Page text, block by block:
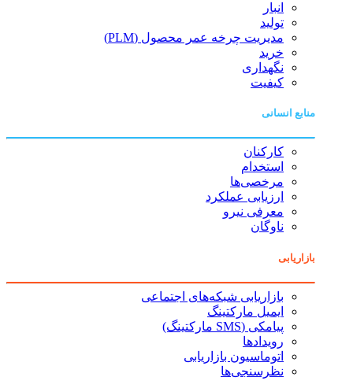
انبار
تولید
مدیریت چرخه عمر محصول (PLM)
خرید
نگهداری
کیفیت
منابع انسانی
کارکنان
استخدام
مرخصی‌ها
ارزیابی عملکرد
معرفی نیرو
ناوگان
بازاریابی
بازاریابی شبکه‌های اجتماعی
ایمیل مارکتینگ
پیامکی (SMS مارکتینگ)
رویدادها
اتوماسیون بازاریابی
نظرسنجی‌ها